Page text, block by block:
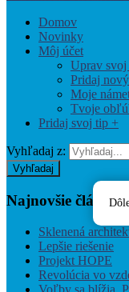
Domov
Novinky
Môj účet
Uprav
Pridaj
Moje
Tvoje
Pridaj svoj tip +
Vyhľadaj z:
Vyhľadaj
Najnovšie články
Sklenená
Lepšie riešenie
Projekt HOPE
Revolúcia vo
Voľby sa blížia.